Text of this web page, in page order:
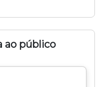
ao público